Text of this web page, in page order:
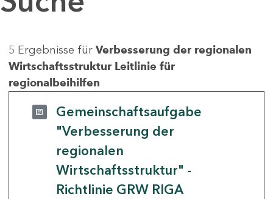
5 Ergebnisse für Verbesserung der regionalen
Wirtschaftsstruktur Leitlinie für
regionalbeihilfen
Gemeinschaftsaufgabe
"Verbesserung der
regionalen
Wirtschaftsstruktur" -
Richtlinie GRW RIGA